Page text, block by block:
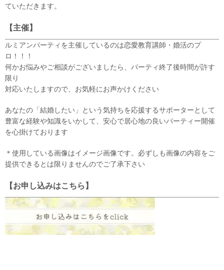
ていただきます。
【主催】
ルミアンパーティを主催しているのは恋愛教育講師・婚活のプ
ロ！！！
何かお悩みやご相談がございましたら、パーティ終了後時間が許す
限り
対応いたしますので、お気軽にお声かけください
あなたの「結婚したい」という気持ちを応援するサポーターとして
豊富な経験や知識をいかして、安心で居心地の良いパーティー開催
を心掛けております
＊使用している画像はイメージ画像です。必ずしも画像の内容をご
提供できるとは限りませんのでご了承下さい
【お申し込みはこちら】